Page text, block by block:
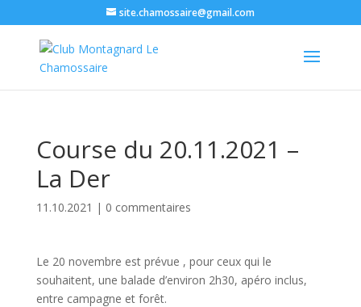
site.chamossaire@gmail.com
Course du 20.11.2021 –
La Der
11.10.2021 | 0 commentaires
Le 20 novembre est prévue , pour ceux qui le
souhaitent, une balade d’environ 2h30, apéro inclus,
entre campagne et forêt.